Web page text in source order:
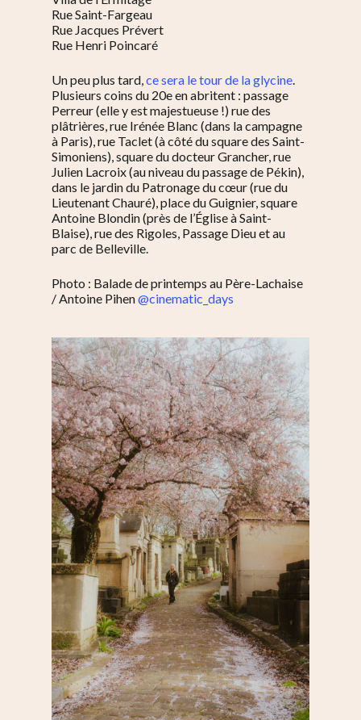
Rue Saint-Fargeau
Rue Jacques Prévert
Rue Henri Poincaré
Un peu plus tard,ce sera le tour de la glycine.
Plusieurs coins du 20e en abritent : passage
Perreur (elle y est majestueuse !) rue des
plâtrières, rue Irénée Blanc (dans la campagne
à Paris), rue Taclet (à côté du square des Saint-
Simoniens), square du docteur Grancher, rue
Julien Lacroix (au niveau du passage de Pékin),
dans le jardin du Patronage du cœur (rue du
Lieutenant Chauré), place du Guignier, square
Antoine Blondin (près de l’Église à Saint-
Blaise), rue des Rigoles, Passage Dieu et au
parc de Belleville.
Photo : Balade de printemps au Père-Lachaise
/Antoine Pihen@cinematic_days
S’informer
Au quotidien
Histoire
Immobilier
Politique locale
Se régaler
Bars et cafés
Restos
Street food
Se bouger
Agenda
Balades
Culture
Enfants
Sport & bien-être
Par quartier
Belleville /
Jourdain
Pelleport / Saint-
Télégraphe
Père Lachaise /
Plaine Lagny
Saint-Blaise / Réunion
À propos
Nous Soutenir